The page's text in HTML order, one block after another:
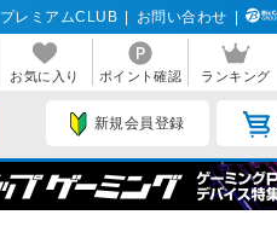
プレミアムCLUB お問い合わせ
お気に入り ポイント確認 ランキング
新規会員登録